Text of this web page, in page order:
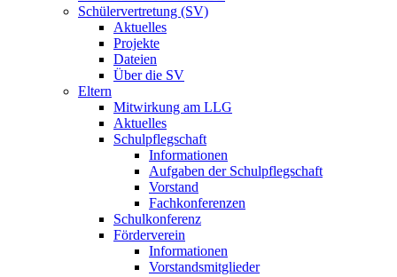
Schülervertretung (SV)
Aktuelles
Projekte
Dateien
Über die SV
Eltern
Mitwirkung am LLG
Aktuelles
Schulpflegschaft
Informationen
Aufgaben der Schulpflegschaft
Vorstand
Fachkonferenzen
Schulkonferenz
Förderverein
Informationen
Vorstandsmitglieder